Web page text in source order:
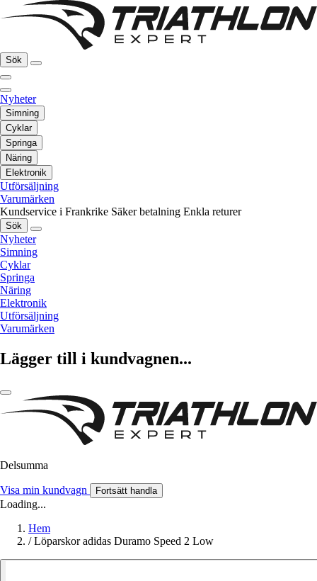
Sök
Nyheter
Simning
Cyklar
Springa
Näring
Elektronik
Utförsäljning
Varumärken
Kundservice i Frankrike Säker betalning Enkla returer
Sök
Nyheter
Simning
Cyklar
Springa
Näring
Elektronik
Utförsäljning
Varumärken
Lägger till i kundvagnen...
Delsumma
Visa min kundvagn Fortsätt handla
Loading...
Hem
/ Löparskor adidas Duramo Speed 2 Low